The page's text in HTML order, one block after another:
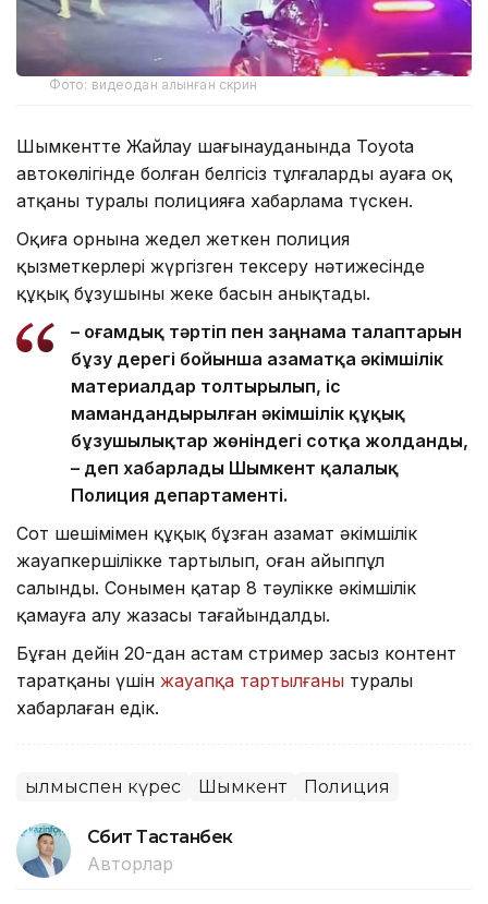
Фото: видеодан алынған скрин
Шымкентте Жайлау шағынауданында Toyota
автокөлігінде болған белгісіз тұлғалардың ауаға оқ
атқаны туралы полицияға хабарлама түскен.
Оқиға орнына жедел жеткен полиция
қызметкерлері жүргізген тексеру нәтижесінде
құқық бұзушының жеке басын анықтады.
– Қоғамдық тәртіп пен заңнама талаптарын
бұзу дерегі бойынша азаматқа әкімшілік
материалдар толтырылып, іс
мамандандырылған әкімшілік құқық
бұзушылықтар жөніндегі сотқа жолданды,
– деп хабарлады Шымкент қалалық
Полиция департаменті.
Сот шешімімен құқық бұзған азамат әкімшілік
жауапкершілікке тартылып, оған айыппұл
салынды. Сонымен қатар 8 тәулікке әкімшілік
қамауға алу жазасы тағайындалды.
Бұған дейін 20-дан астам стример заңсыз контент
таратқаны үшін жауапқа тартылғаны туралы
хабарлаған едік.
Қылмыспен күрес Шымкент Полиция
Сәбит Тастанбек
Авторлар